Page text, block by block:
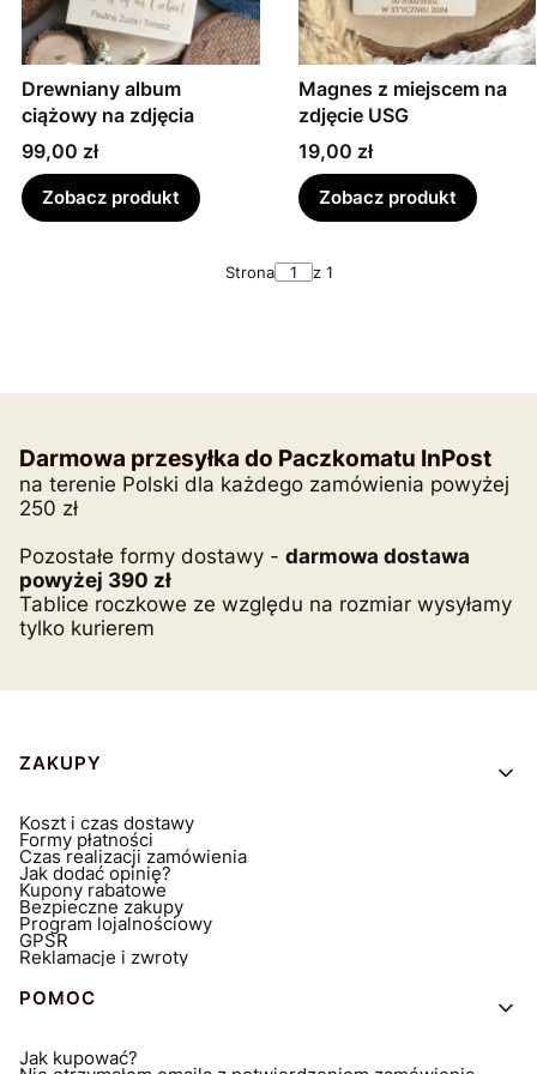
Drewniany album
ciążowy na zdjęcia
Cena
99,00 zł
Zobacz produkt
Magnes z miejscem na
zdjęcie USG
Cena
19,00 zł
Zobacz produkt
Strona z 1
Darmowa przesyłka do Paczkomatu InPost
na terenie Polski dla każdego zamówienia powyżej
250 zł
Pozostałe formy dostawy - darmowa dostawa
powyżej 390 zł
Tablice roczkowe ze względu na rozmiar wysyłamy
tylko kurierem
Linki w stopce
ZAKUPY
Koszt i czas dostawy
Formy płatności
Czas realizacji zamówienia
Jak dodać opinię?
Kupony rabatowe
Bezpieczne zakupy
Program lojalnościowy
GPSR
Reklamacje i zwroty
POMOC
Jak kupować?